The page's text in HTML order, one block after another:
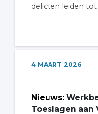
delicten leiden tot
4 MAART 2026
Nieuws:
Toeslagen aan